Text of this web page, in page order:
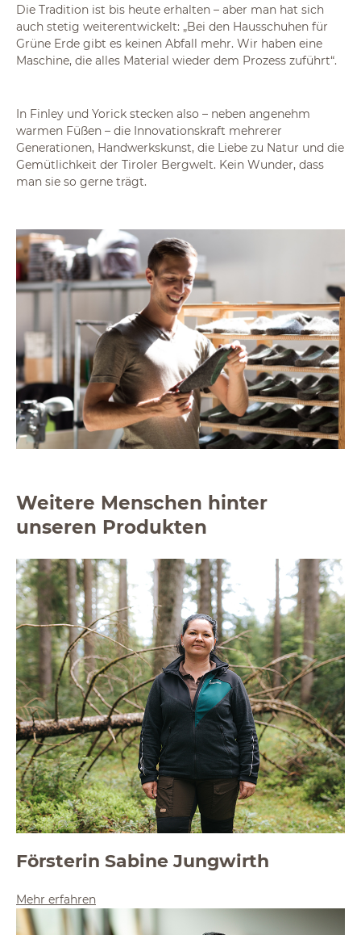
Die Tradition ist bis heute erhalten – aber man hat sich
auch stetig weiterentwickelt: „Bei den Hausschuhen für
Grüne Erde gibt es keinen Abfall mehr. Wir haben eine
Maschine, die alles Material wieder dem Prozess zuführt“.
In Finley und Yorick stecken also – neben angenehm
warmen Füßen – die Innovationskraft mehrerer
Generationen, Handwerkskunst, die Liebe zu Natur und die
Gemütlichkeit der Tiroler Bergwelt. Kein Wunder, dass
man sie so gerne trägt.
Weitere Menschen hinter
unseren Produkten
Försterin Sabine Jungwirth
Mehr erfahren